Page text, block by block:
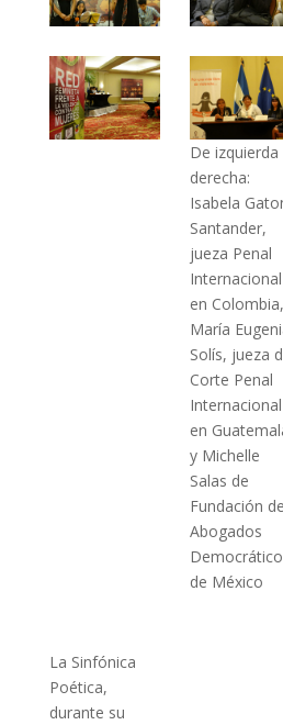
De izquierda
derecha:
Isabela
Santander,
jueza Penal
Internacional
en Colombia,
María
Solís, jueza
Corte Penal
Internacional
en
y Michelle
Salas de
Fundación de
Abogados
de México
La Sinfónica
Poética,
durante su